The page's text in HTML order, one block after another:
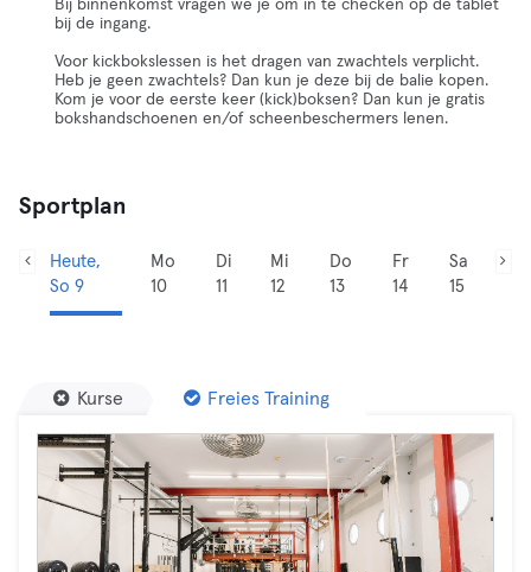
Bij binnenkomst vragen we je om in te checken op de tablet
bij de ingang.
Voor kickbokslessen is het dragen van zwachtels verplicht.
Heb je geen zwachtels? Dan kun je deze bij de balie kopen.
Kom je voor de eerste keer (kick)boksen? Dan kun je gratis
bokshandschoenen en/of scheenbeschermers lenen.
Sportplan
Heute,
So 9
Mo
10
Di
11
Mi
12
Do
13
Fr
14
Sa
15
Kurse Freies Training